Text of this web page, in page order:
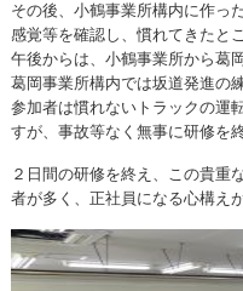
その後、小鶴事業所構内に作っ
感覚等を確認し、慣れてきたと
午後からは、小鶴事業所から葛
葛岡事業所構内では坂道発進の
参加者は慣れないトラックの運
すが、事故等なく無事に研修を
２日間の研修を終え、この貴重
者が多く、正社員になる心構え